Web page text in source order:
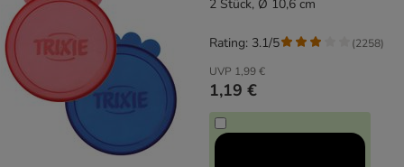
2 Stück, Ø 10,6 cm
UVP 1,99 €
1,19 €
Rating: 3.1/5 (2258)